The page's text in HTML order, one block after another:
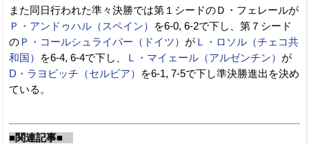
また同日行われた準々決勝では第１シードのＤ・フェレールが
Ｐ・アンドゥハル（スペイン）
を6-0, 6-2で下し、第７シード
の Ｐ・コールシュライバー（ドイツ） が Ｌ・ロソル（チェコ共
和国）
を6-4, 6-4で下し、 Ｌ・マイェール（アルゼンチン） が
D・ラヨビッチ（セルビア）
を6-1, 7-5で下し準決勝進出を決め
ている。
■関連記事■